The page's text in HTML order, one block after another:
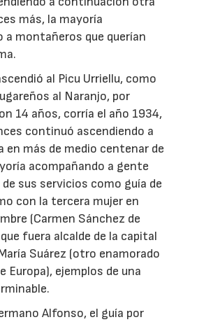
más, la mayoría
a montañeros que querían
al Picu Urriellu, como
al Naranjo, por
14 años, corría el año 1934,
continuó ascendiendo a
en más de medio centenar de
acompañando a gente
de sus servicios como guía de
con la tercera mujer en
(Carmen Sánchez de
fuera alcalde de la capital
Suárez (otro enamorado
Europa), ejemplos de una
Alfonso, el guía por